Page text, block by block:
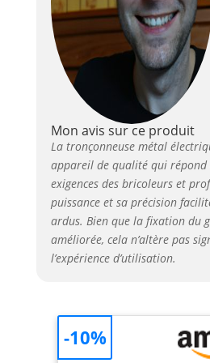
une
des
cette
cette
Mon avis sur ce produit
La tronçonneuse métal
appareil de qualité qui répond
exigences des bricoleurs et
puissance et sa précision
ardus. Bien que la fixation du
améliorée, cela n’altère pas
l’expérience d’utilisation.
-10%